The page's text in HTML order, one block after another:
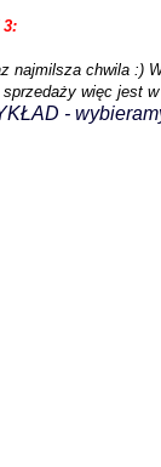
3:
najmilsza chwila :)
sprzedaży więc jest
-